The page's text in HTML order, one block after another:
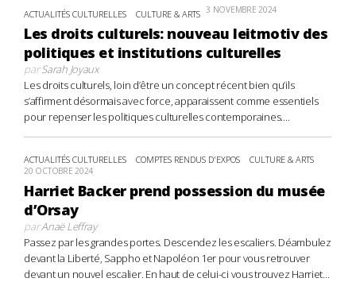
ACTUALITÉS CULTURELLES CULTURE & ARTS 3 NOVEMBRE 2024
Les droits culturels: nouveau leitmotiv des
politiques et institutions culturelles
parSarah Joyaux
Les droits culturels, loin d’être un concept récent bien qu’ils
s’affirment désormais avec force, apparaissent comme essentiels
pour repenser les politiques culturelles contemporaines....
ACTUALITÉS CULTURELLES COMPTES RENDUS D'EXPOS CULTURE & ARTS
20 OCTOBRE 2024
Harriet Backer prend possession du musée
d’Orsay
parAnaë Leffray
Passez par les grandes portes. Descendez les escaliers. Déambulez
devant la Liberté, Sappho et Napoléon 1er pour vous retrouver
devant un nouvel escalier. En haut de celui-ci vous trouvez Harriet...